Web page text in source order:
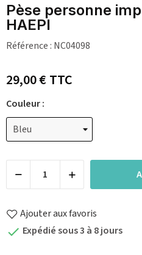
Pèse personne
HAEPI
Référence : NC04098
29,00 €TTC
Couleur :
Ajouter aux favoris
 Expédié sous 3 à 8 jours